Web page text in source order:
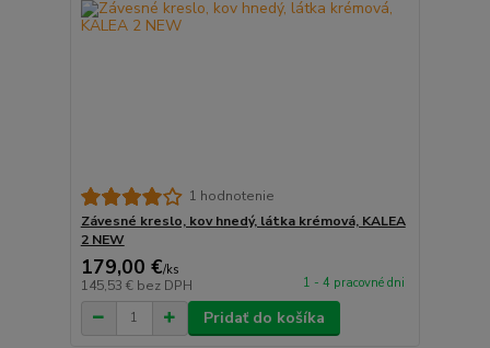
1 hodnotenie
Závesné kreslo, kov hnedý, látka krémová, KALEA
2 NEW
179,00 €/ks
145,53 € bez DPH 1 - 4 pracovné dni
Pridať do košíka